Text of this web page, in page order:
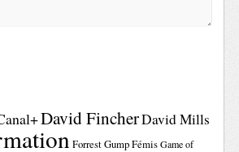
David FincherDavid Mills
Forrest GumpFémis Game of